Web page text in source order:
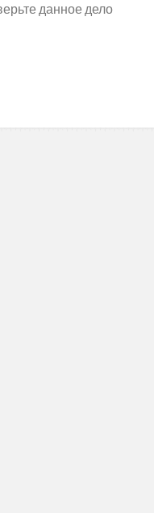
данное дело